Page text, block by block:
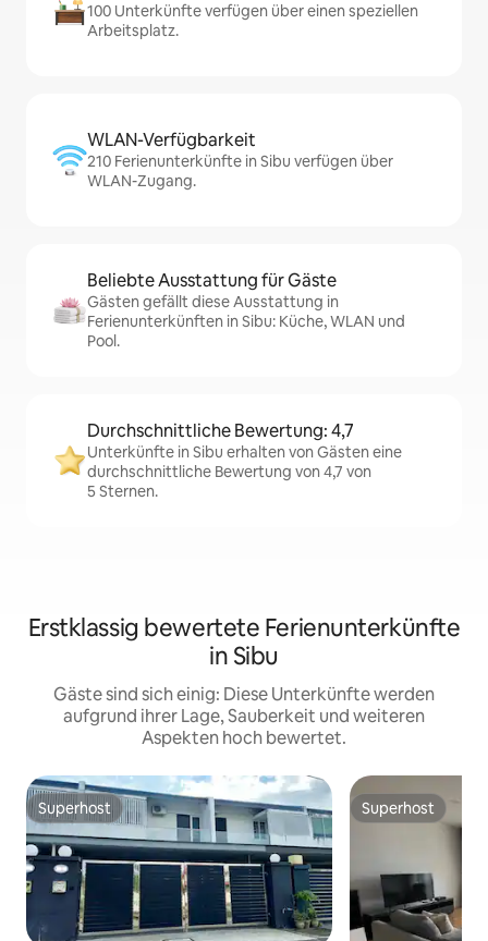
100 Unterkünfte verfügen über einen speziellen
Arbeitsplatz.
WLAN-Verfügbarkeit
210 Ferienunterkünfte in Sibu verfügen über
WLAN-Zugang.
Beliebte Ausstattung für Gäste
Gästen gefällt diese Ausstattung in
Ferienunterkünften in Sibu: Küche, WLAN und
Pool.
Durchschnittliche Bewertung: 4,7
Unterkünfte in Sibu erhalten von Gästen eine
durchschnittliche Bewertung von 4,7 von
5 Sternen.
Erstklassig bewertete Ferienunterkünfte
in Sibu
Gäste sind sich einig: Diese Unterkünfte werden
aufgrund ihrer Lage, Sauberkeit und weiteren
Aspekten hoch bewertet.
Superhost
Superhost Superhost
Superhost